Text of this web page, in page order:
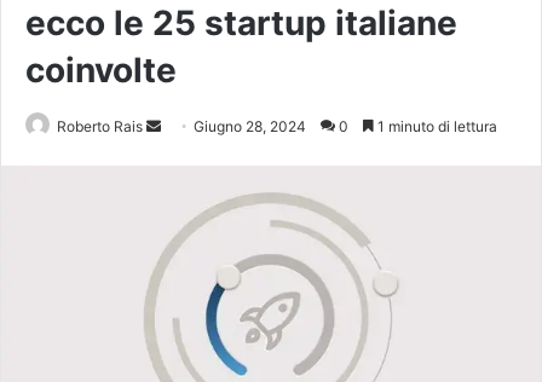
ecco le 25 startup italiane
coinvolte
Roberto Rais
Invia Giugno 28, 2024 0 1 minuto di lettura